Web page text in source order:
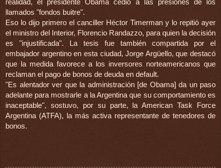
llamados "fondos buitre".
Eso lo dijo primero el canciller Héctor Timerman y lo repitió ayer
el ministro del Interior, Florencio Randazzo, para quien la decisión
es "injustificada". La tesis fue también compartida por el
embajador argentino en esta ciudad, Jorge Argüello, que destacó
que la medida favorece a los inversores norteamericanos que
reclaman el pago de bonos de deuda en default.
"Es alentador ver que la administración [de Obama] da un paso
adelante para mostrarle a la Argentina que su comportamiento es
inaceptable", sostuvo, por su parte, la American Task Force
Argentina (ATFA), la más activa representante de tenedores de
bonos.